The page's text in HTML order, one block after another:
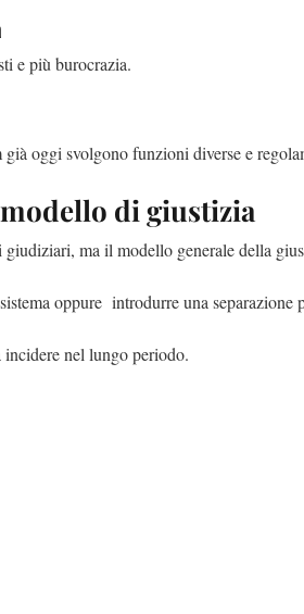
e più burocrazia.
oggi svolgono funzioni diverse e
di giustizia
ma il modello generale della
oppure introdurre una
nel lungo periodo.